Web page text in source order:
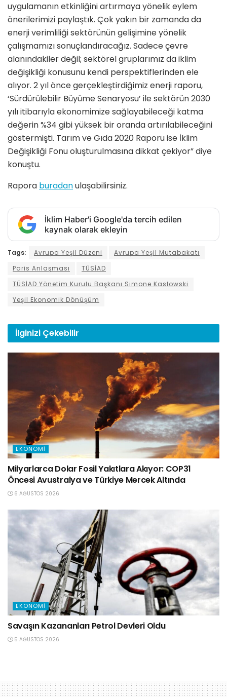
uygulamanın etkinliğini artırmaya yönelik eylem
önerilerimizi paylaştık. Çok yakın bir zamanda da
enerji verimliliği sektörünün gelişimine yönelik
çalışmamızı sonuçlandıracağız. Sadece çevre
alanındakiler değil; sektörel gruplarımız da iklim
değişikliği konusunu kendi perspektiflerinden ele
alıyor. 2 yıl önce gerçekleştirdiğimiz enerji raporu,
‘Sürdürülebilir Büyüme Senaryosu’ ile sektörün 2030
yılı itibarıyla ekonomimize sağlayabileceği katma
değerin %34 gibi yüksek bir oranda artırılabileceğini
göstermişti. Tarım ve Gıda 2020 Raporu ise İklim
Değişikliği Fonu oluşturulmasına dikkat çekiyor” diye
konuştu.
Rapora buradanulaşabilirsiniz.
İklim Haber'i Google'da tercih edilen
kaynak olarak ekleyin
Tags: Avrupa Yeşil Düzeni
Avrupa Yeşil Mutabakatı
Paris Anlaşması
TÜSİAD
TÜSİAD Yönetim Kurulu Başkanı Simone Kaslowski
Yeşil Ekonomik Dönüşüm
İlginizi Çekebilir
EKONOMI
Milyarlarca Dolar Fosil Yakıtlara Akıyor: COP31
Öncesi Avustralya ve Türkiye Mercek Altında
6 AĞUSTOS 2026
EKONOMI
Savaşın Kazananları Petrol Devleri Oldu
5 AĞUSTOS 2026